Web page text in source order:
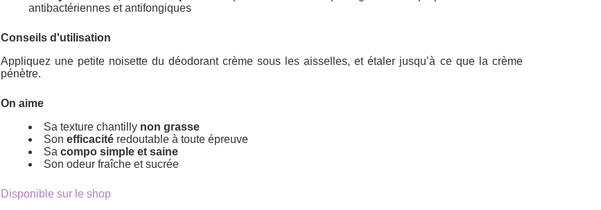
antibactériennes et antifongiques
Conseils d'utilisation
Appliquez une petite noisette du déodorant crème sous les aisselles, et étaler jusqu’à ce que la crème
pénètre.
On aime
Sa texture chantilly non grasse
Sonefficacité redoutable à toute épreuve
Sacompo simple et saine
Son odeur fraîche et sucrée
Disponible sur le shop